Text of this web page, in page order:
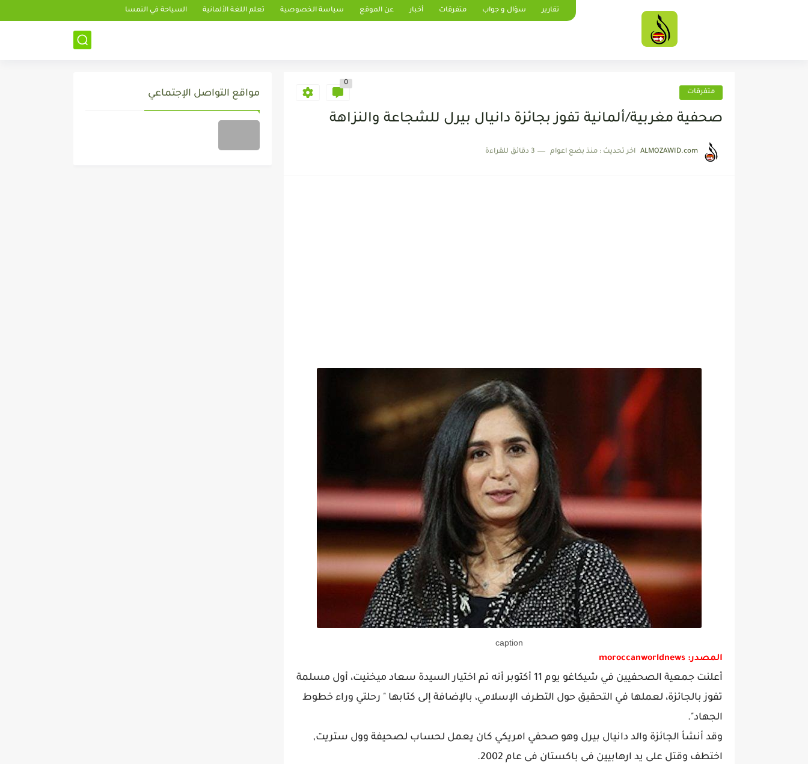
تقارير سؤال و جواب متفرقات أخبار عن الموقع سياسة الخصوصية تعلم اللغة الألمانية السياحة في النمسا
متفرقات
0
صحفية مغربية/ألمانية تفوز بجائزة دانيال بيرل للشجاعة والنزاهة
ALMOZAWID.com اخر تحديث : منذ بضع اعوام 3 دقائق للقراءة
caption
المصدر: moroccanworldnews
أعلنت جمعية الصحفيين في شيكاغو يوم 11 أكتوبر أنه تم اختيار السيدة سعاد ميخنيت، أول مسلمة
تفوز بالجائزة، لعملها في التحقيق حول التطرف الإسلامي، بالإضافة إلى كتابها " رحلتي وراء خطوط
الجهاد".
وقد أنشأ الجائزة والد دانيال بيرل وهو صحفي امريكي كان يعمل لحساب لصحيفة وول ستريت,
اختطف وقتل على يد ارهابيين فى باكستان فى عام 2002.
مواقع التواصل الإجتماعي